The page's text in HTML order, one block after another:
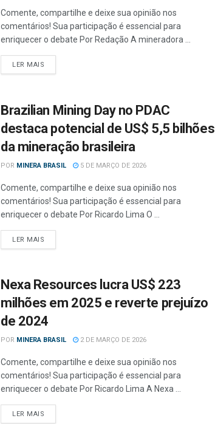
Comente, compartilhe e deixe sua opinião nos
comentários! Sua participação é essencial para
enriquecer o debate Por Redação A mineradora ...
LER MAIS
Brazilian Mining Day no PDAC
destaca potencial de US$ 5,5 bilhões
da mineração brasileira
POR MINERA BRASIL 5 DE MARÇO DE 2026
Comente, compartilhe e deixe sua opinião nos
comentários! Sua participação é essencial para
enriquecer o debate Por Ricardo Lima O ...
LER MAIS
Nexa Resources lucra US$ 223
milhões em 2025 e reverte prejuízo
de 2024
POR MINERA BRASIL 2 DE MARÇO DE 2026
Comente, compartilhe e deixe sua opinião nos
comentários! Sua participação é essencial para
enriquecer o debate Por Ricardo Lima A Nexa ...
LER MAIS